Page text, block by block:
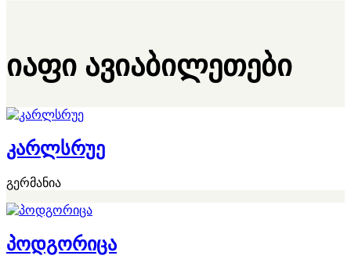
იაფი ავიაბილეთები
კარლსრუე
გერმანია
პოდგორიცა